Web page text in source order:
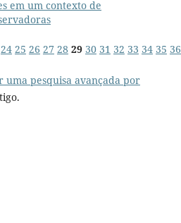
em um contexto de
24 25 26 27 28 29 30 31 32 33 34 35 36
uma pesquisa avançada por